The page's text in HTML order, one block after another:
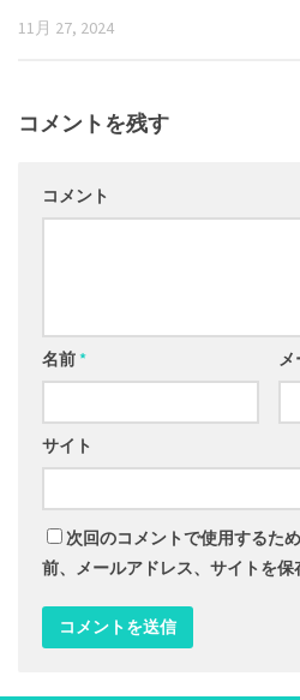
11月 27, 2024
コメントを残す
コメント
名前* メ
サイト
次回のコメントで使用するた
前、メールアドレス、サイトを保